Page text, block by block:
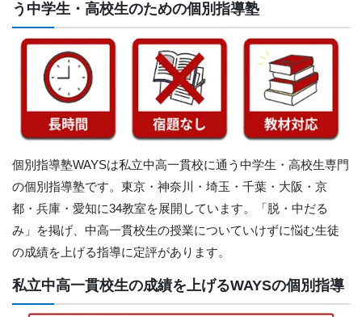
う中学生・高校生のための個別指導塾
個別指導塾WAYSは私立中高一貫校に通う中学生・高校生専門
の個別指導塾です。東京・神奈川・埼玉・千葉・大阪・京
都・兵庫・愛知に34教室を展開しています。「脱・中だる
み」を掲げ、中高一貫校生の授業についていけずに悩む生徒
の成績を上げる指導に定評があります。
私立中高一貫校生の成績を上げるWAYSの個別指導